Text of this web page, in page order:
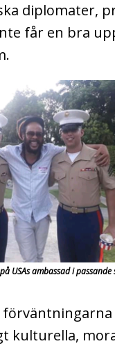
diplomater,
får en bra
USAs ambassad i passande
kulturella,